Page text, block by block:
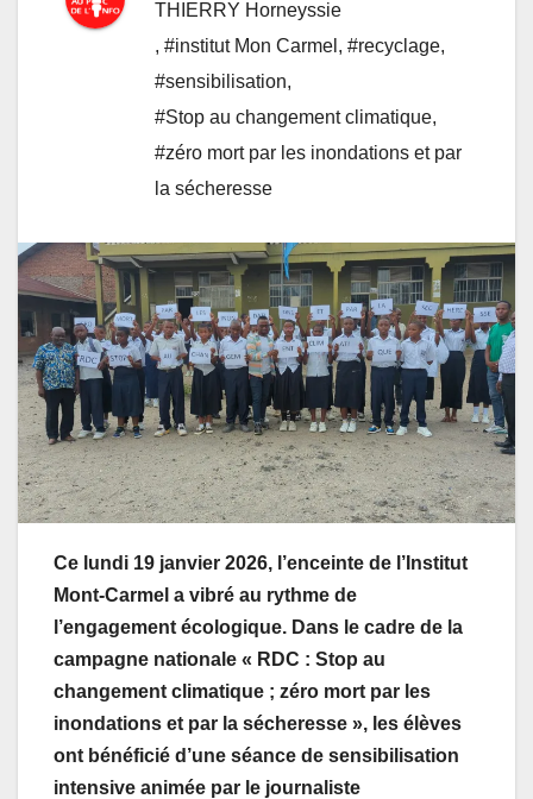
THIERRY Horneyssie
, #institut Mon Carmel , #recyclage,
#sensibilisation,
#Stop au changement climatique,
#zéro mort par les inondations et par
la sécheresse
Ce lundi 19 janvier 2026, l’enceinte de l’Institut
Mont-Carmel a vibré au rythme de
l’engagement écologique. Dans le cadre de la
campagne nationale « RDC : Stop au
changement climatique ; zéro mort par les
inondations et par la sécheresse », les élèves
ont bénéficié d’une séance de sensibilisation
intensive animée par le journaliste